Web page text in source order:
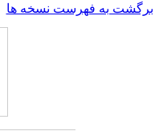
برگشت به فهرست نسخه ها